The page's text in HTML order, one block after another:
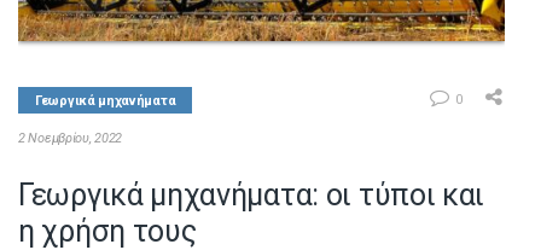
Γεωργικά μηχανήματα
2 Νοεμβρίου, 2022
0
Γεωργικά μηχανήματα: οι τύποι και
η χρήση τους